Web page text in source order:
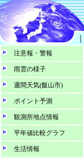
注意報・警報
雨雲の様子
週間天気(飯山市)
ポイント予測
観測所地点情報
平年値比較グラフ
生活情報